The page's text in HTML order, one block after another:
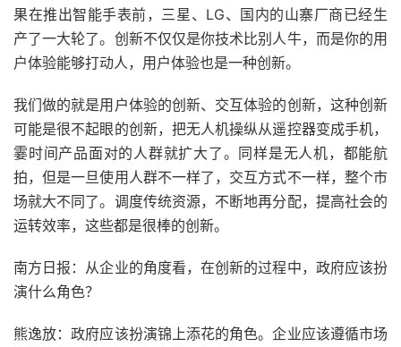
果在推出智能手表前，三星、LG、国内的山寨厂商已经生
产了一大轮了。创新不仅仅是你技术比别人牛，而是你的用
户体验能够打动人，用户体验也是一种创新。
我们做的就是用户体验的创新、交互体验的创新，这种创新
可能是很不起眼的创新，把无人机操纵从遥控器变成手机，
霎时间产品面对的人群就扩大了。同样是无人机，都能航
拍，但是一旦使用人群不一样了，交互方式不一样，整个市
场就大不同了。调度传统资源，不断地再分配，提高社会的
运转效率，这些都是很棒的创新。
南方日报：从企业的角度看，在创新的过程中，政府应该扮
演什么角色？
熊逸放：政府应该扮演锦上添花的角色。企业应该遵循市场